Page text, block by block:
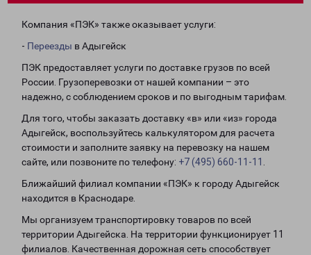
Компания «ПЭК» также оказывает услуги:
- Переезды в Адыгейск
ПЭК предоставляет услуги по доставке грузов по всей
России. Грузоперевозки от нашей компании – это
надежно, с соблюдением сроков и по выгодным тарифам.
Для того, чтобы заказать доставку «в» или «из» города
Адыгейск, воспользуйтесь калькулятором для расчета
стоимости и заполните заявку на перевозку на нашем
сайте, или позвоните по телефону: +7 (495) 660-11-11
Ближайший филиал компании «ПЭК» к городу Адыгейск
находится в Краснодаре.
Мы организуем транспортировку товаров по всей
территории Адыгейска. На территории функционирует 11
филиалов. Качественная дорожная сеть способствует